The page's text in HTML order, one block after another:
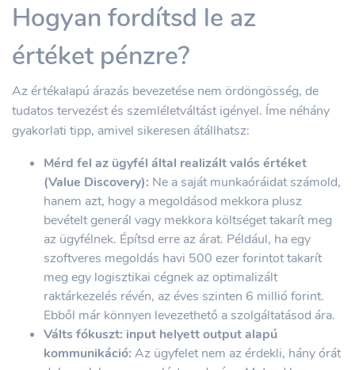
Hogyan fordítsd le az
értéket pénzre?
Az értékalapú árazás bevezetése nem ördöngösség, de
tudatos tervezést és szemléletváltást igényel. Íme néhány
gyakorlati tipp, amivel sikeresen átállhatsz:
Mérd fel az ügyfél által realizált valós értéket
(Value Discovery): Ne a saját munkaóráidat számold,
hanem azt, hogy a megoldásod mekkora plusz
bevételt generál vagy mekkora költséget takarít meg
az ügyfélnek. Építsd erre az árat. Például, ha egy
szoftveres megoldás havi 500 ezer forintot takarít
meg egy logisztikai cégnek az optimalizált
raktárkezelés révén, az éves szinten 6 millió forint.
Ebből már könnyen levezethető a szolgáltatásod ára.
Válts fókuszt: input helyett output alapú
kommunikáció: Az ügyfelet nem az érdekli, hány órát